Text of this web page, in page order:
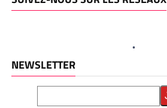
NEWSLETTER